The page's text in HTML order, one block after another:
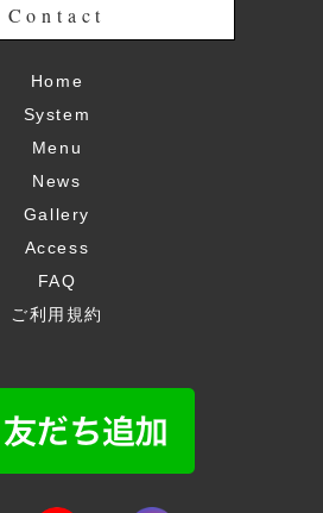
Contact
Home
System
Menu
News
Gallery
Access
FAQ
ご利用規約